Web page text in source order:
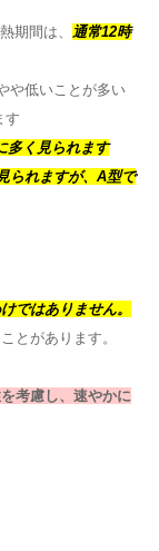
期間は、 通常12時
や低いことが多い
す
多く見られます
られますが、A型で
ではありません。
とがあります。
考慮し、速やかに